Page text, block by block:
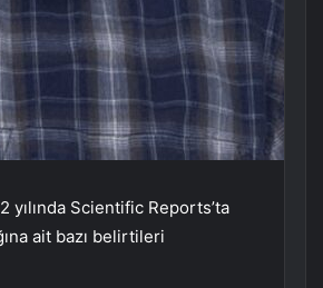
Scientific Reports’ta
ait bazı belirtileri